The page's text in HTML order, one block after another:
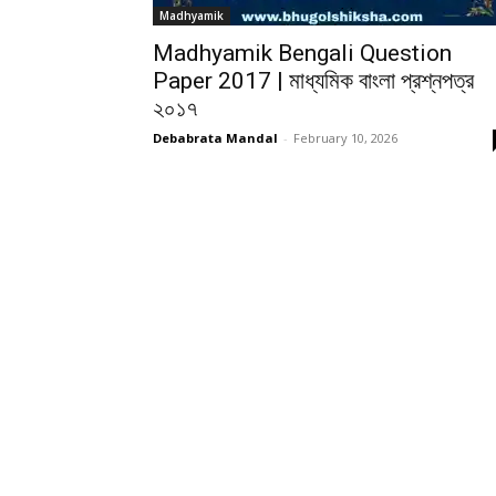
Madhyamik
Madhyamik Bengali Question
Paper 2017 | মাধ্যমিক বাংলা প্রশ্নপত্র
২০১৭
Debabrata Mandal - February 10, 2026